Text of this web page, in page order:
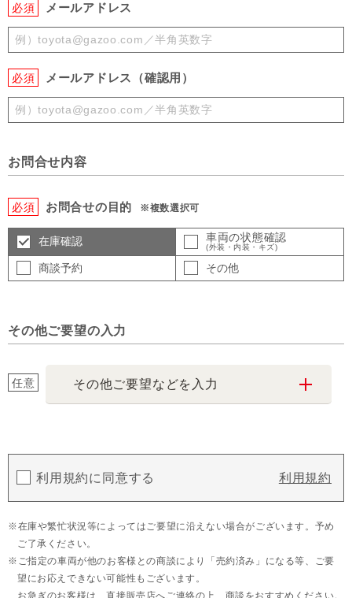
必須 メールアドレス
必須 メールアドレス（確認用）
お問合せ内容
必須 お問合せの目的 ※複数選択可
在庫確認 車両の状態確認
(外装・内装・キズ)
商談予約 その他
その他ご要望の入力
任意 その他ご要望などを入力
利用規約に同意する 利用規約
在庫や繁忙状況等によってはご要望に沿えない場合がございます。予め
ご了承ください。
ご指定の車両が他のお客様との商談により「売約済み」になる等、ご要
望にお応えできない可能性もございます。
お急ぎのお客様は、直接販売店へご連絡の上、商談をおすすめください。